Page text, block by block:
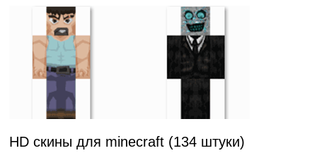
HD скины для minecraft (134 штуки)